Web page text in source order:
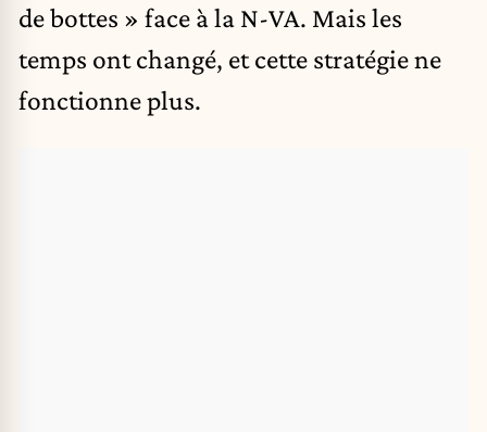
de bottes » face à la N-VA. Mais les
temps ont changé, et cette stratégie ne
fonctionne plus.